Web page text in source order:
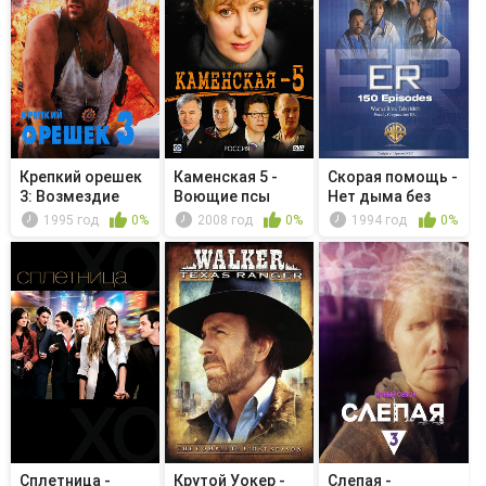
Крепкий орешек
3: Возмездие
1995 год 0%
Каменская 5 -
Воющие псы
одиночества:...
2008 год 0%
Скорая помощь -
Нет дыма без
огня1994 год 0%
Сплетница - Крутой Уокер - Слепая -